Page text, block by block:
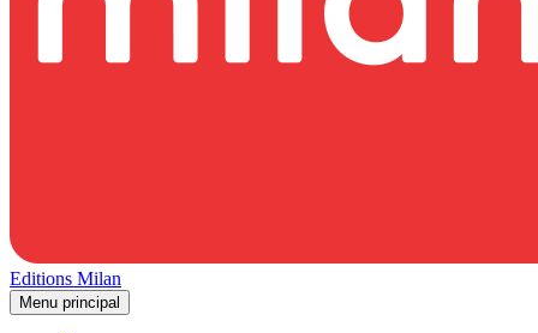
Editions Milan
Menu principal